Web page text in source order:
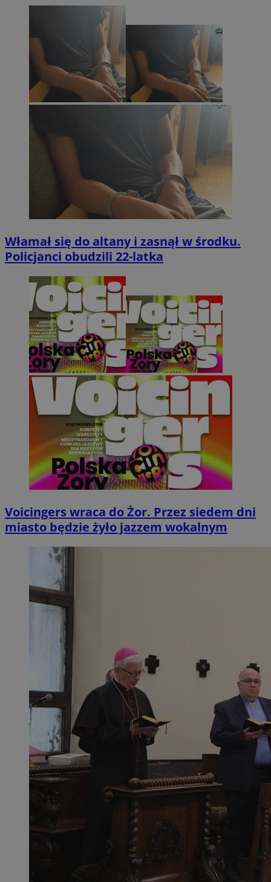
Włamał się do altany i zasnął w środku.
Policjanci obudzili 22-latka
Voicingers wraca do Żor. Przez siedem dni
miasto będzie żyło jazzem wokalnym